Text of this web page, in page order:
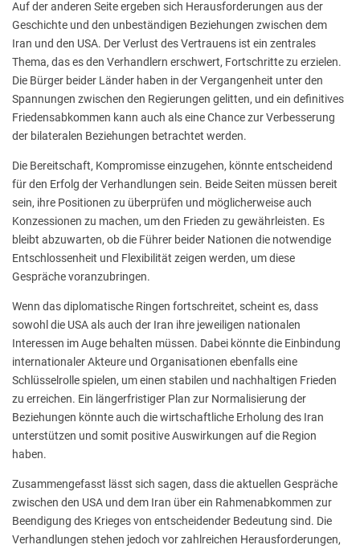
Auf der anderen Seite ergeben sich Herausforderungen aus der
Geschichte und den unbeständigen Beziehungen zwischen dem
Iran und den USA. Der Verlust des Vertrauens ist ein zentrales
Thema, das es den Verhandlern erschwert, Fortschritte zu erzielen.
Die Bürger beider Länder haben in der Vergangenheit unter den
Spannungen zwischen den Regierungen gelitten, und ein definitives
Friedensabkommen kann auch als eine Chance zur Verbesserung
der bilateralen Beziehungen betrachtet werden.
Die Bereitschaft, Kompromisse einzugehen, könnte entscheidend
für den Erfolg der Verhandlungen sein. Beide Seiten müssen bereit
sein, ihre Positionen zu überprüfen und möglicherweise auch
Konzessionen zu machen, um den Frieden zu gewährleisten. Es
bleibt abzuwarten, ob die Führer beider Nationen die notwendige
Entschlossenheit und Flexibilität zeigen werden, um diese
Gespräche voranzubringen.
Wenn das diplomatische Ringen fortschreitet, scheint es, dass
sowohl die USA als auch der Iran ihre jeweiligen nationalen
Interessen im Auge behalten müssen. Dabei könnte die Einbindung
internationaler Akteure und Organisationen ebenfalls eine
Schlüsselrolle spielen, um einen stabilen und nachhaltigen Frieden
zu erreichen. Ein längerfristiger Plan zur Normalisierung der
Beziehungen könnte auch die wirtschaftliche Erholung des Iran
unterstützen und somit positive Auswirkungen auf die Region
haben.
Zusammengefasst lässt sich sagen, dass die aktuellen Gespräche
zwischen den USA und dem Iran über ein Rahmenabkommen zur
Beendigung des Krieges von entscheidender Bedeutung sind. Die
Verhandlungen stehen jedoch vor zahlreichen Herausforderungen,